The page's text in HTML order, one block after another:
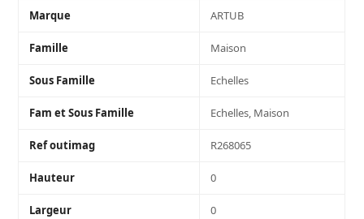
Marque ARTUB
Famille Maison
Sous Famille Echelles
Fam et Sous Famille Echelles, Maison
Ref outimag R268065
Hauteur 0
Largeur 0